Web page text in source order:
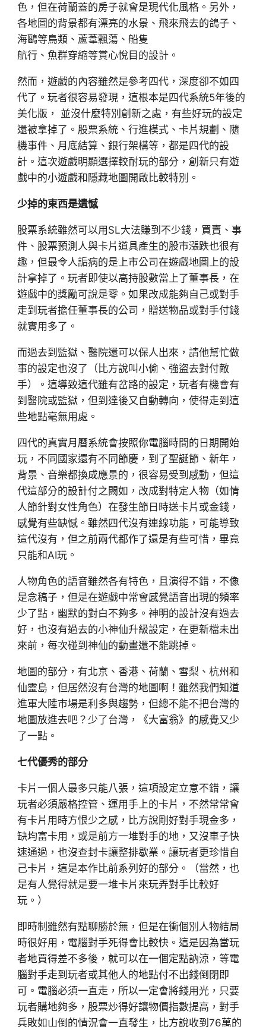
色，但在荷蘭蓋的房子就會是現代化風格。另外，
各地圖的背景都有漂亮的水景、飛來飛去的鴿子、
海鷗等鳥類、蘆葦飄蕩、船隻
航行、魚群穿縮等賞心悅目的設計。
然而，遊戲的內容雖然是參考四代，深度卻不如四
代了。玩者很容易發現，這根本是四代系統5年後的
美化版， 並沒什麼特別創新之處，有些好玩的設定
還被拿掉了。股票系統、行進模式、卡片規劃、隨
機事件、月底結算、銀行架構等，都是四代的設
計。這次遊戲明顯選擇較耐玩的部分，創新只有遊
戲中的小遊戲和隱藏地圖開啟比較特別。
少掉的東西是遺憾
股票系統雖然可以用SL大法賺到不少錢，買賣、事
件、股票預測人與卡片道具產生的股市漲跌也很有
趣，但最令人詬病的是上市公司在遊戲地圖上的設
計拿掉了。玩者即使以高持股數當上了董事長，在
遊戲中的獎勵可說是零。如果改成能夠自己或對手
走到玩者擔任董事長的公司，贈送物品或對手付錢
就實用多了。
而過去到監獄、醫院還可以保人出來，請他幫忙做
事的設定也沒了（比方說叫小偷、強盜去對付敵
手）。這導致這代雖有岔路的設定，玩者有機會有
到醫院或監獄，但到達後又自動轉向，使得走到這
些地點毫無用處。
四代的真實月曆系統會按照你電腦時間的日期開始
玩，不同國家還有不同節慶，到了聖誕節、新年，
背景、音樂都換成應景的，很容易受到感動，但這
代這部分的設計付之闕如，改成對特定人物（如情
人節針對女性角色）在發生節日時送卡片或金錢，
感覺有些缺憾。雖然四代沒有連線功能，可能導致
這代沒有，但之前兩代都作了還是有些可惜，畢竟
只能和AI玩。
人物角色的語音雖然各有特色，且演得不錯，不像
是念稿子，但是在遊戲中常會感覺語音出現的頻率
少了點，幽默的對白不夠多。神明的設計沒有過去
好，也沒有過去的小神仙升級設定，在更新檔未出
來前，每次碰到神仙的動畫還不能跳掉。
地圖的部分，有北京、香港、荷蘭、雪梨、杭州和
仙靈島，但居然沒有台灣的地圖啊！雖然我們知道
進軍大陸市場是利多與趨勢，但總不能不把台灣的
地圖放進去吧？少了台灣，《大富翁》的感覺又少
了一點。
七代優秀的部分
卡片一個人最多只能八張，這項設定立意不錯，讓
玩者必須嚴格控管、運用手上的卡片，不然常常會
有卡片用時方恨少之感，比方說剛好對手現金多，
缺均富卡用，或是前方一堆對手的地，又沒車子快
速通過，也沒查封卡讓整排歇業。讓玩者更珍惜自
己卡片，這是本作比前系列好的部分。（當然，也
是有人覺得就是要一堆卡片來玩弄對手比較好
玩。）
即時制雖然有點聊勝於無，但是在衝個別人物結局
時很好用，電腦對手死得會比較快。這是因為當玩
者地買得差不多後，就可以在一個定點訥涼，等電
腦對手走到玩者或其他人的地點付不出錢倒閉即
可。電腦必須一直走，所以一定會將錢用光，只要
玩者購地夠多，股票炒得好讓物價指數提高，對手
兵敗如山倒的情況會一直發生，比方說收到76萬的